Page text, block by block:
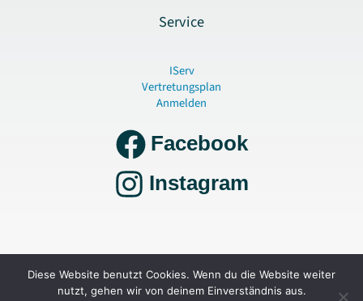
Service
IServ
Vertretungsplan
Anmelden
Facebook
Instagram
Impressum |Erklärung zur Barrierefreiheit
Diese Website benutzt Cookies. Wenn du die Website weiter
nutzt, gehen wir von deinem Einverständnis aus.